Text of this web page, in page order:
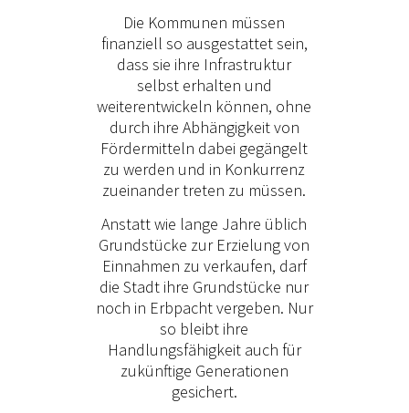
Die Kommunen müssen
finanziell so ausgestattet sein,
dass sie ihre Infrastruktur
selbst erhalten und
weiterentwickeln können, ohne
durch ihre Abhängigkeit von
Fördermitteln dabei gegängelt
zu werden und in Konkurrenz
zueinander treten zu müssen.
Anstatt wie lange Jahre üblich
Grundstücke zur Erzielung von
Einnahmen zu verkaufen, darf
die Stadt ihre Grundstücke nur
noch in Erbpacht vergeben. Nur
so bleibt ihre
Handlungsfähigkeit auch für
zukünftige Generationen
gesichert.